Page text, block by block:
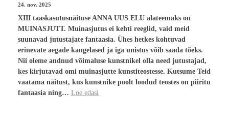
24. nov. 2025
XIII taaskasutusnäituse ANNA UUS ELU alateemaks on
MUINASJUTT. Muinasjutus ei kehti reeglid, vaid meid
suunavad jutustajate fantaasia. Ühes hetkes kohtuvad
erinevate aegade kangelased ja iga unistus võib saada tõeks.
Nii oleme andnud võimaluse kunstnikel olla need jutustajad,
kes kirjutavad omi muinasjutte kunstiteostesse. Kutsume Teid
vaatama näitust, kus kunstnike poolt loodud teostes on piiritu
fantaasia ning… Loe edasi